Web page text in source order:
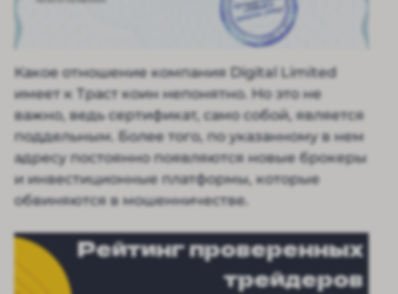
Какое отношение компания Digital Limited
имеет к Траст коин непонятно. Но это не
важно, ведь сертификат, само собой, является
поддельным. Более того, по указанному в нем
адресу постоянно появляются новые брокеры
и инвестиционные платформы, которые
обвиняются в мошенничестве.
Рейтинг проверенных
трейдеров